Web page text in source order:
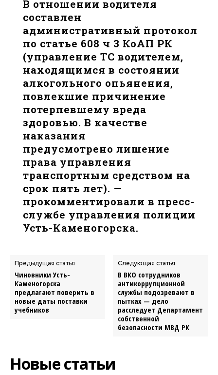
В отношении водителя
составлен
административный протокол
по статье 608 ч 3 КоАП РК
(управление ТС водителем,
находящимся в состоянии
алкогольного опьянения,
повлекшие причинение
потерпевшему вреда
здоровью. В качестве
наказания
предусмотрено лишение
права управления
транспортным средством на
срок пять лет). —
прокомментировали в пресс-
службе управления полиции
Усть-Каменогорска.
Предыдущая статья
Чиновники Усть-
Каменогорска
предлагают поверить в
новые даты поставки
учебников
Следующая статья
В ВКО сотрудников
антикоррупционной
службы подозревают в
пытках — дело
расследует Департамент
собственной
безопасности МВД РК
Новые статьи